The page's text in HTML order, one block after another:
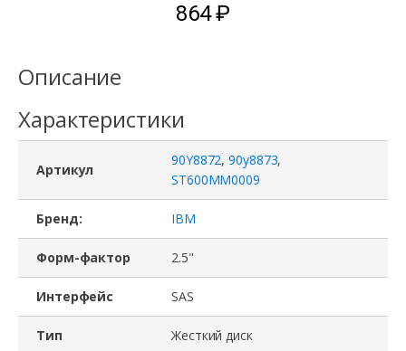
864₽
Описание
Характеристики
Артикул
90Y8872,90y8873,
ST600MM0009
Бренд: IBM
Форм-фактор 2.5"
Интерфейс SAS
Тип Жесткий диск